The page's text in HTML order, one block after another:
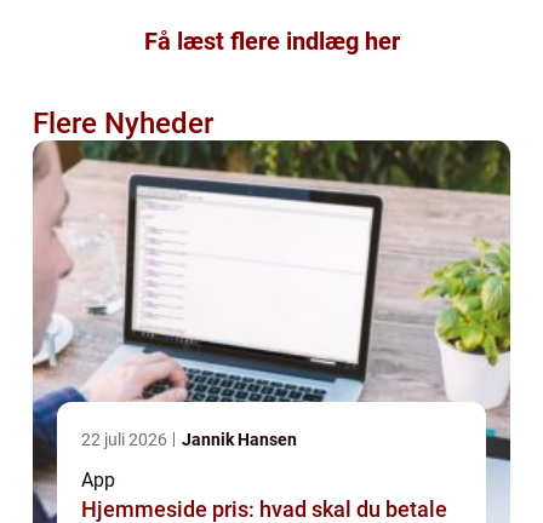
Få læst flere indlæg her
Flere Nyheder
22 juli 2026 Jannik Hansen
App
Hjemmeside pris: hvad skal du betale